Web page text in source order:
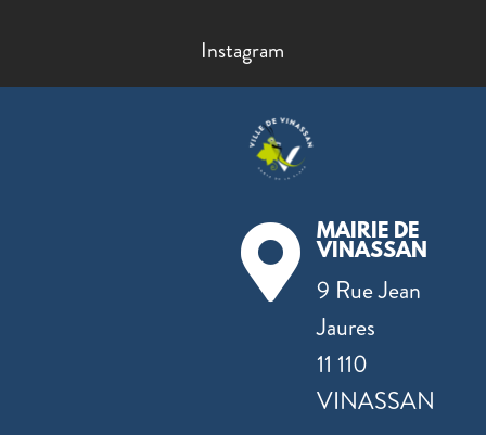
Instagram

MAIRIE DE
VINASSAN
9 Rue Jean
Jaures
11 110
VINASSAN